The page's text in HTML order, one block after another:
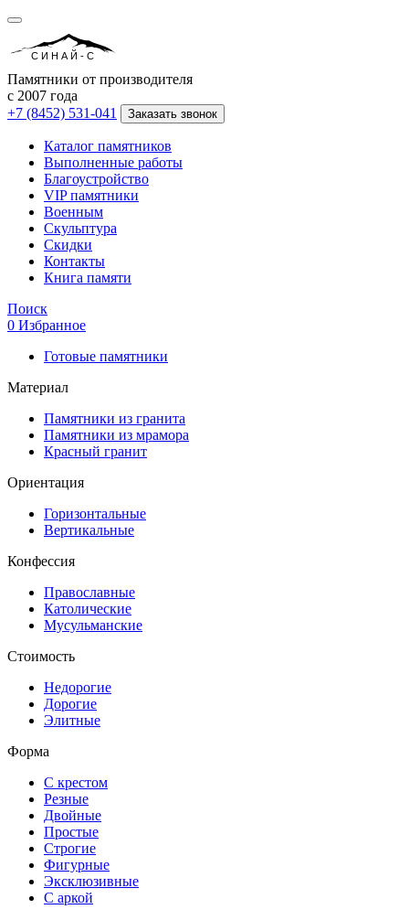
СИНАЙ-С
Памятники от производителя
с 2007 года
+7 (8452) 531-041
Заказать звонок
Каталог памятников
Выполненные работы
Благоустройство
VIP памятники
Военным
Скульптура
Скидки
Контакты
Книга памяти
Поиск
0 Избранное
Готовые памятники
Материал
Памятники из гранита
Памятники из мрамора
Красный гранит
Ориентация
Горизонтальные
Вертикальные
Конфессия
Православные
Католические
Мусульманские
Стоимость
Недорогие
Дорогие
Элитные
Форма
С крестом
Резные
Двойные
Простые
Строгие
Фигурные
Эксклюзивные
С аркой